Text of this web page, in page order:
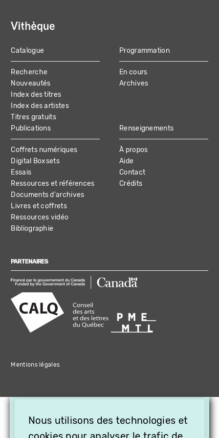
MAIN
NAVIGATION
Catalogue
Recherche
Nouveautés
Index des titres
Index des artistes
Titres gratuits
Programmation
En cours
Archives
Publications
Coffrets numériques
Digital Boxsets
Essais
Ressources et références
Documents d'archives
Livres et coffrets
Ressources vidéo
Bibliographie
Renseignements
À propos
Aide
Contact
Crédits
PARTENAIRES
Mentions légales
Nous utilisons des technologies et
OFFREZ LA VIDÉO EN